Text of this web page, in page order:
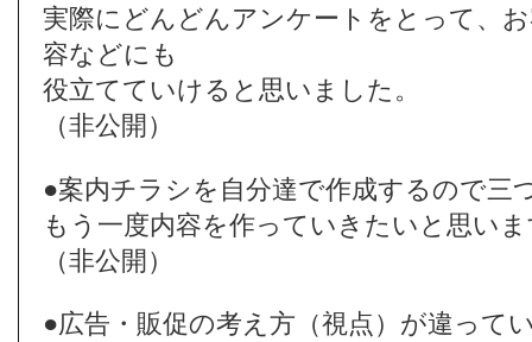
実際にどんどんアンケートをとって、
容などにも
役立てていけると思いました。
（非公開）
●案内チラシを自分達で作成するので三
もう一度内容を作っていきたいと思い
（非公開）
●広告・販促の考え方（視点）が違って